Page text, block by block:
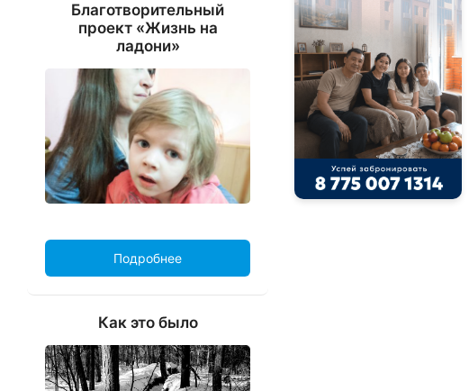
Благотворительный
проект «Жизнь на
ладони»
Подробнее
Как это было